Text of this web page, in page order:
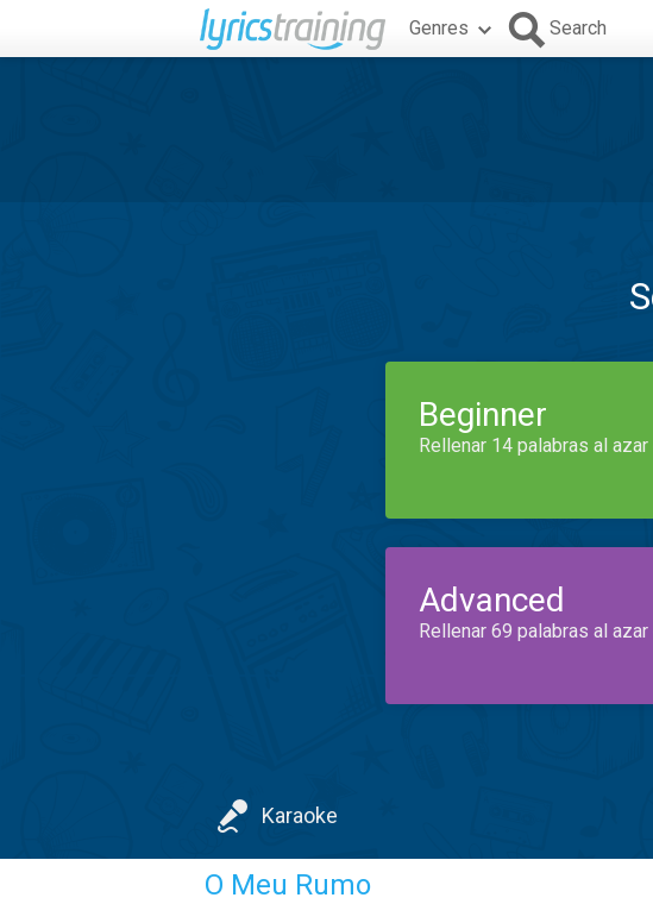
Genres Search
Beginner
Rellenar 14 palabras al
Advanced
Rellenar 69 palabras al
Karaoke
O Meu Rumo